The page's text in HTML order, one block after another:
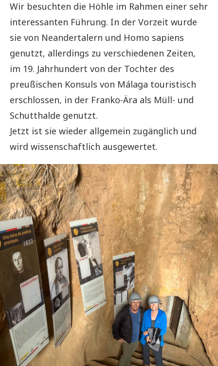
Wir besuchten die Höhle im Rahmen einer sehr
interessanten Führung. In der Vorzeit wurde
sie von Neandertalern und Homo sapiens
genutzt, allerdings zu verschiedenen Zeiten,
im 19. Jahrhundert von der Tochter des
preußischen Konsuls von Málaga touristisch
erschlossen, in der Franko-Ära als Müll- und
Schutthalde genutzt.
Jetzt ist sie wieder allgemein zugänglich und
wird wissenschaftlich ausgewertet.